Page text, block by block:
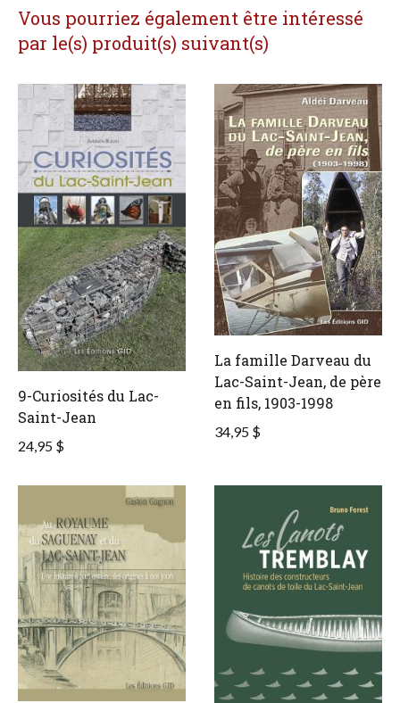
Vous pourriez également être intéressé
par le(s) produit(s) suivant(s)
9-Curiosités du Lac-
Saint-Jean
24,95 $
La famille Darveau du
Lac-Saint-Jean, de père
en fils, 1903-1998
34,95 $